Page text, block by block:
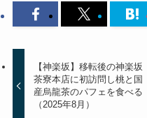
【神楽坂】移転後の神楽坂
茶寮本店に初訪問し桃と国
産烏龍茶のパフェを食べる
（2025年8月）